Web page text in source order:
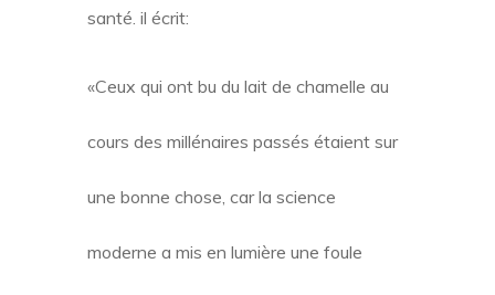
santé. il écrit:
«Ceux qui ont bu du lait de chamelle au
cours des millénaires passés étaient sur
une bonne chose, car la science
moderne a mis en lumière une foule